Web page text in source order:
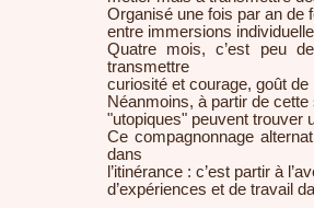
Organisé une fois par an de
entre immersions
Quatre mois, c’est peu
transmettre
curiosité et courage, goût de
Néanmoins, à partir de
"utopiques" peuvent trouver
Ce compagnonnage
dans
l’itinérance : c’est partir à
d’expériences et de travail